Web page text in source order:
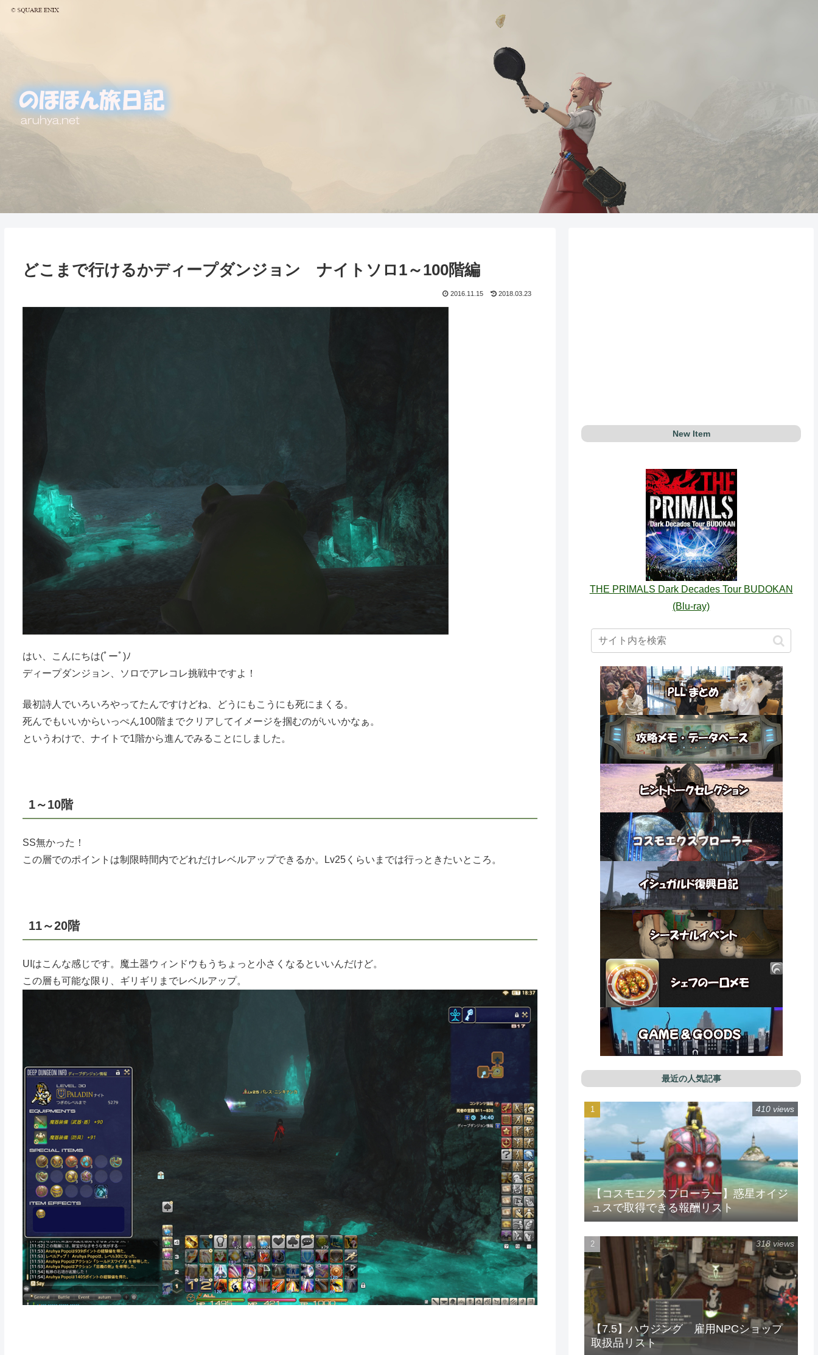
どこまで行けるかディープダンジョン ナイトソロ1～100階編
2016.11.15 2018.03.23
はい、こんにちは(ﾟーﾟ)ﾉ
ディープダンジョン、ソロでアレコレ挑戦中ですよ！
最初詩人でいろいろやってたんですけどね、どうにもこうにも死にまくる。
死んでもいいからいっぺん100階までクリアしてイメージを掴むのがいいかなぁ。
というわけで、ナイトで1階から進んでみることにしました。
1～10階
SS無かった！
この層でのポイントは制限時間内でどれだけレベルアップできるか。Lv25くらいまでは行っときたいところ。
11～20階
UIはこんな感じです。魔土器ウィンドウもうちょっと小さくなるといいんだけど。
この層も可能な限り、ギリギリまでレベルアップ。
New Item
THE PRIMALS Dark Decades Tour BUDOKAN
(Blu-ray)
最近の人気記事
【コスモエクスプローラー】惑星オイジ
ュスで取得できる報酬リスト
410 views
【7.5】ハウジング 雇用NPCショップ
取扱品リスト
318 views